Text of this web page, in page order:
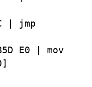
| jmp
E0 | mov